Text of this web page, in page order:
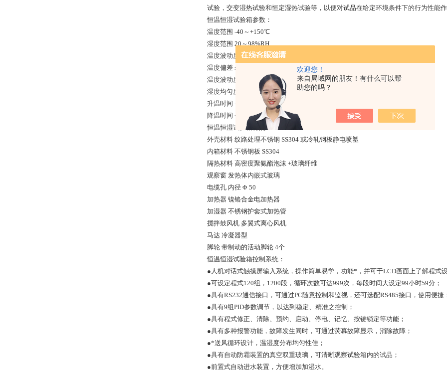
欢迎您！
来自局域网的朋友！有什么可以帮
助您的吗？
试验，交变湿热试验和恒定湿热试验等，以便对试品在给定环境条件下的行为性能作
恒温恒湿试验箱参数：
温度范围 -40～+150℃
湿度范围 20～98%RH
温度波动度 &plsmn;0.5℃
温度偏差 ≤ &plsmn;1.0℃ 100～+150℃时 ≤&plsmn;1.5℃
温度波动度 &plsmn;2.5%RH
湿度均匀度 &plsmn;3.0%RH（>75%RH） &plsmn;5.0%RH（≤75%RH）
升温时间 -40→+150℃ ≤ 60分钟
降温时间 +20→-40℃ ≤ 60分钟
恒温恒湿试验箱特点：
外壳材料 纹路处理不锈钢 SS304 或冷轧钢板静电喷塑
内箱材料 不锈钢板 SS304
隔热材料 高密度聚氨酯泡沫 +玻璃纤维
观察窗 发热体内嵌式玻璃
电缆孔 内径 Φ 50
加热器 镍铬合金电加热器
加湿器 不锈钢护套式加热管
搅拌鼓风机 多翼式离心风机
马达 冷凝器型
脚轮 带制动的活动脚轮 4个
恒温恒湿试验箱控制系统：
●人机对话式触摸屏输入系统，操作简单易学，功能*，并可于LCD画面上了解程式
●可设定程式120组，1200段，循环次数可达999次，每段时间大设定99小时59分；
●具有RS232通信接口，可通过PC随意控制和监视，还可选配RS485接口，使用便捷
●具有9组PID参数调节，以达到稳定、精准之控制；
●具有程式修正、清除、预约、启动、停电、记忆、按键锁定等功能；
●具有多种报警功能，故障发生同时，可通过荧幕故障显示，消除故障；
●*送风循环设计，温湿度分布均匀性佳；
●具有自动防霜装置的真空双重玻璃，可清晰观察试验箱内的试品；
●前置式自动进水装置，方便增加加湿水。